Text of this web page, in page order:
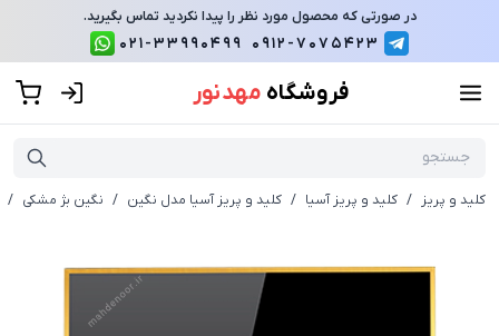
در صورتی که محصول مورد نظر را پیدا نکردید تماس بگیرید.
0912-7075423
021-33990499
فروشگاه مهد نور
کلید و پریز / کلید و پریز آسیا / کلید و پریز آسیا مدل نگین / نگین بژ مشکی /